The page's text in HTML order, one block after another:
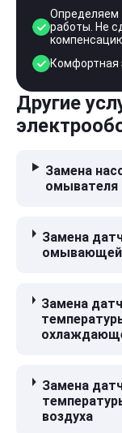
Определяем
работы. Не
Комфортная
Другие
Замена
омывателя
Замена
Замена
Замена
воздуха